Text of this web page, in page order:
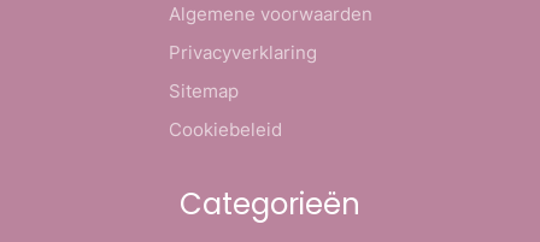
Algemene voorwaarden
Privacyverklaring
Sitemap
Cookiebeleid
Categorieën